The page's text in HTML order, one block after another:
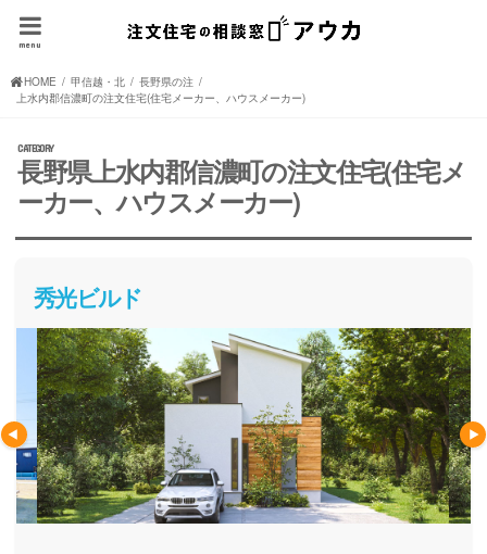
menu
HOME 甲信越・北陸の注文住宅(住宅メーカー、ハウスメーカー)
長野県の注文住宅(住宅メーカー、ハウスメーカー)
上水内郡信濃町の注文住宅(住宅メーカー、ハウスメーカー)
長野県上水内郡信濃町の注文住宅(住宅メ
ーカー、ハウスメーカー)
秀光ビルド